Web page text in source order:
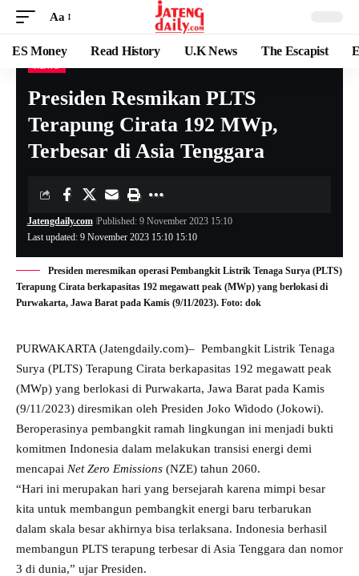
Aa
ES Money Read History U.K News The Escapist
Presiden Resmikan PLTS
Terapung Cirata 192 MWp,
Terbesar di Asia Tenggara
Last updated: 9 November 2023 15:10 15:10
Jatengdaily.com Published: 9 November 2023 15:10
Presiden meresmikan operasi Pembangkit Listrik Tenaga Surya (PLTS)
Terapung Cirata berkapasitas 192 megawatt peak (MWp) yang berlokasi di
Purwakarta, Jawa Barat pada Kamis (9/11/2023). Foto: dok
PURWAKARTA (Jatengdaily.com)– Pembangkit Listrik Tenaga
Surya (PLTS) Terapung Cirata berkapasitas 192 megawatt peak
(MWp) yang berlokasi di Purwakarta, Jawa Barat pada Kamis
(9/11/2023) diresmikan oleh Presiden Joko Widodo (Jokowi).
Beroperasinya pembangkit ramah lingkungan ini menjadi bukti
komitmen Indonesia dalam melakukan transisi energi demi
mencapai Net Zero Emissions (NZE) tahun 2060.
“Hari ini merupakan hari yang bersejarah karena mimpi besar
kita untuk membangun pembangkit energi baru terbarukan
dalam skala besar akhirnya bisa terlaksana. Indonesia berhasil
membangun PLTS terapung terbesar di Asia Tenggara dan nomor
3 di dunia,” ujar Presiden.